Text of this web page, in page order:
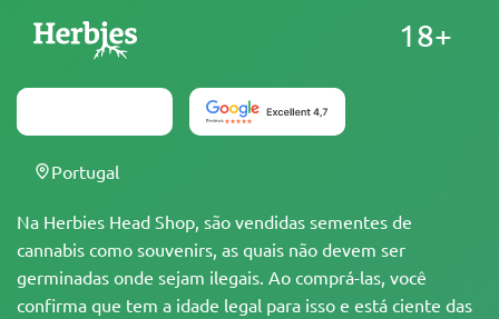
Na Herbies Head Shop, são vendidas sementes de
cannabis como souvenirs, as quais não devem ser
germinadas onde sejam ilegais. Ao comprá-las, você
confirma que tem a idade legal para isso e está ciente das
18+
Portugal